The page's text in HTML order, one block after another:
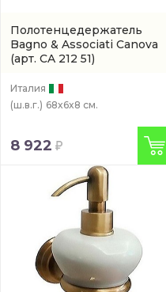
Полотенцедержатель
Bagno & Associati Canova
(арт. CA 212 51)
Италия
(ш.в.г.) 68x6x8 см.
8 922